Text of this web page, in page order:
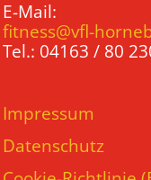
E-Mail:
fitness@vfl-
Tel.: 04163 / 80
Impressum
Datenschutz